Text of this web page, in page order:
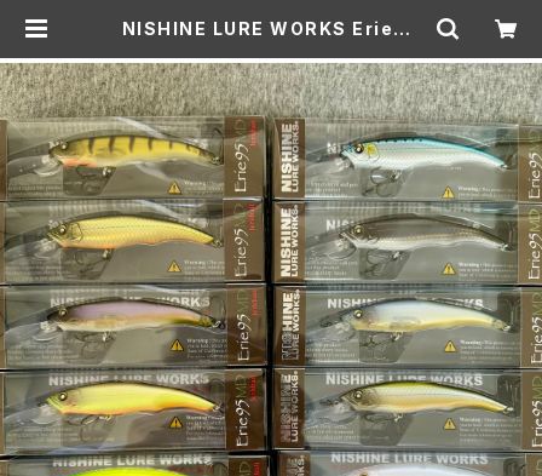
NISHINE LURE WORKS Erie95
MD | Lure shop ROOM